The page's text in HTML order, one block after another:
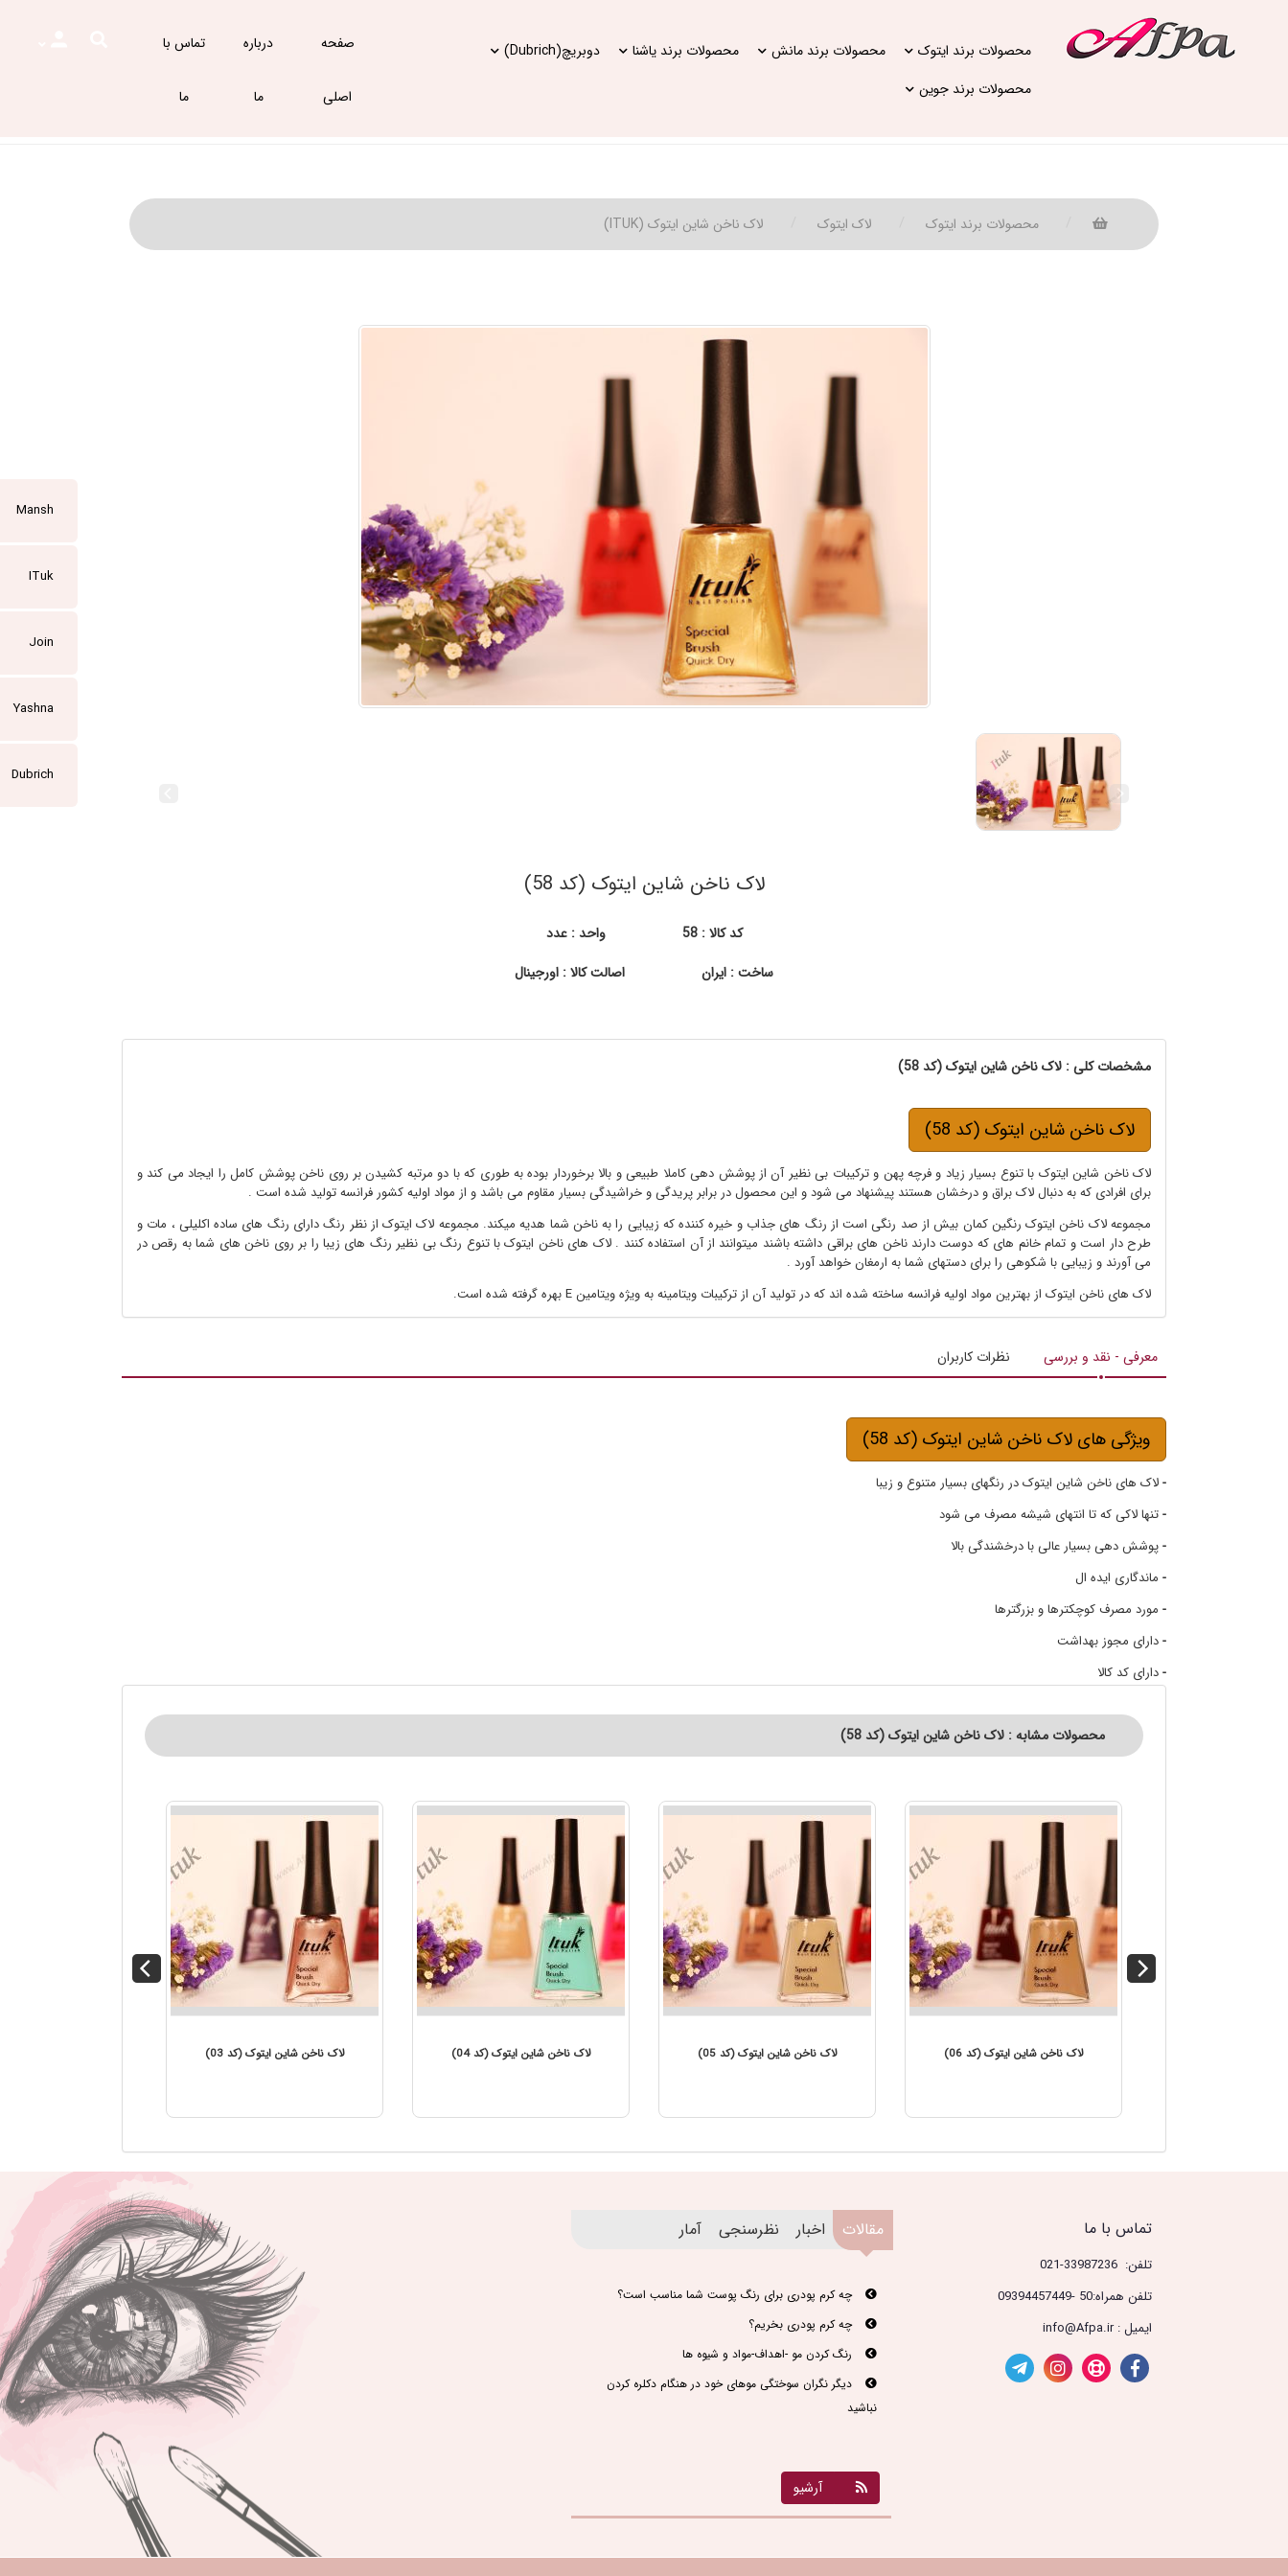
محصولات برند ایتوک محصولات برند مانش محصولات برند یاشنا
دوبریچ(Dubrich)
محصولات برند جوین
صفحه
اصلی
درباره
ما
تماس با
ما
Mansh
ITuk
Join
Yashna
Dubrich
محصولات برند ایتوک لاک ایتوک لاک ناخن شاین ایتوک (ITUK)
لاک ناخن شاین ایتوک (کد 58)
کد کالا : 58
واحد : عدد
ساخت : ایران
اصالت کالا : اورجینال
مشخصات کلی : لاک ناخن شاین ایتوک (کد 58)
لاک ناخن شاین ایتوک (کد 58)
لاک ناخن شاین ایتوک با تنوع بسیار زیاد و فرچه پهن و ترکیبات بی نظیر آن از پوشش دهی کاملا طبیعی و بالا برخوردار بوده به طوری که با دو مرتبه کشیدن بر روی ناخن پوشش کامل را ایجاد می کند و
برای افرادی که به دنبال لاک براق و درخشان هستند پیشنهاد می شود و این محصول در برابر پریدگی و خراشیدگی بسیار مقاوم می باشد و از مواد اولیه کشور فرانسه تولید شده است .
مجموعه لاک ناخن ایتوک رنگین کمان بیش از صد رنگی است از رنگ های جذاب و خیره کننده که زیبایی را به ناخن شما هدیه میکند. مجموعه لاک ایتوک از نظر رنگ دارای رنگ های ساده اکلیلی ، مات و
طرح دار است و تمام خانم های که دوست دارند ناخن های براقی داشته باشند میتوانند از آن استفاده کنند . لاک های ناخن ایتوک با تنوع رنگ بی نظیر رنگ های زیبا را بر روی ناخن های شما به رقص در
می آورند و زیبایی با شکوهی را برای دستهای شما به ارمغان خواهد آورد .
لاک های ناخن ایتوک از بهترین مواد اولیه فرانسه ساخته شده اند که در تولید آن از ترکیبات ویتامینه به ویژه ویتامین E بهره گرفته شده است.
معرفی - نقد و بررسی نظرات کاربران
ویژگی های لاک ناخن شاین ایتوک (کد 58)
-لاک های ناخن شاین ایتوک در رنگهای بسیار متنوع و زیبا
-تنها لاکی که تا انتهای شیشه مصرف می شود
-پوشش دهی بسیار عالی با درخشندگی بالا
- ماندگاری ایده ال
- مورد مصرف کوچکترها و بزرگترها
-دارای مجوز بهداشت
-دارای کد کالا
محصولات مشابه : لاک ناخن شاین ایتوک (کد 58)
لاک ناخن شاین ایتوک (کد 04) لاک ناخن شاین ایتوک (کد 05) لاک ناخن شاین ایتوک (کد 06) لاک ناخن شاین ایتوک (کد 07)
تماس با ما
تلفن: 33987236-021
تلفن همراه:50 -09394457449
ایمیل : info@Afpa.ir
مقالات اخبار نظرسنجی آمار
چه کرم پودری برای رنگ پوست شما مناسب است؟
چه کرم پودری بخریم؟
رنگ کردن مو -اهداف-مواد و شیوه ها
دیگر نگران سوختگی موهای خود در هنگام دکلره کردن
نباشید
آرشیو